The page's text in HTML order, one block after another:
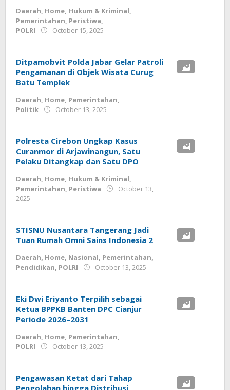
Daerah, Home, Hukum & Kriminal,
Pemerintahan, Peristiwa,
POLRI
October 15, 2025
Ditpamobvit Polda Jabar Gelar Patroli
Pengamanan di Objek Wisata Curug
Batu Templek
Daerah, Home, Pemerintahan,
Politik
October 13, 2025
Polresta Cirebon Ungkap Kasus
Curanmor di Arjawinangun, Satu
Pelaku Ditangkap dan Satu DPO
Daerah, Home, Hukum & Kriminal,
Pemerintahan, Peristiwa
October 13,
2025
STISNU Nusantara Tangerang Jadi
Tuan Rumah Omni Sains Indonesia 2
Daerah, Home, Nasional, Pemerintahan,
Pendidikan, POLRI October 13, 2025
Eki Dwi Eriyanto Terpilih sebagai
Ketua BPPKB Banten DPC Cianjur
Periode 2026–2031
Daerah, Home, Pemerintahan,
POLRI
October 13, 2025
Pengawasan Ketat dari Tahap
Pengolahan hingga Distribusi